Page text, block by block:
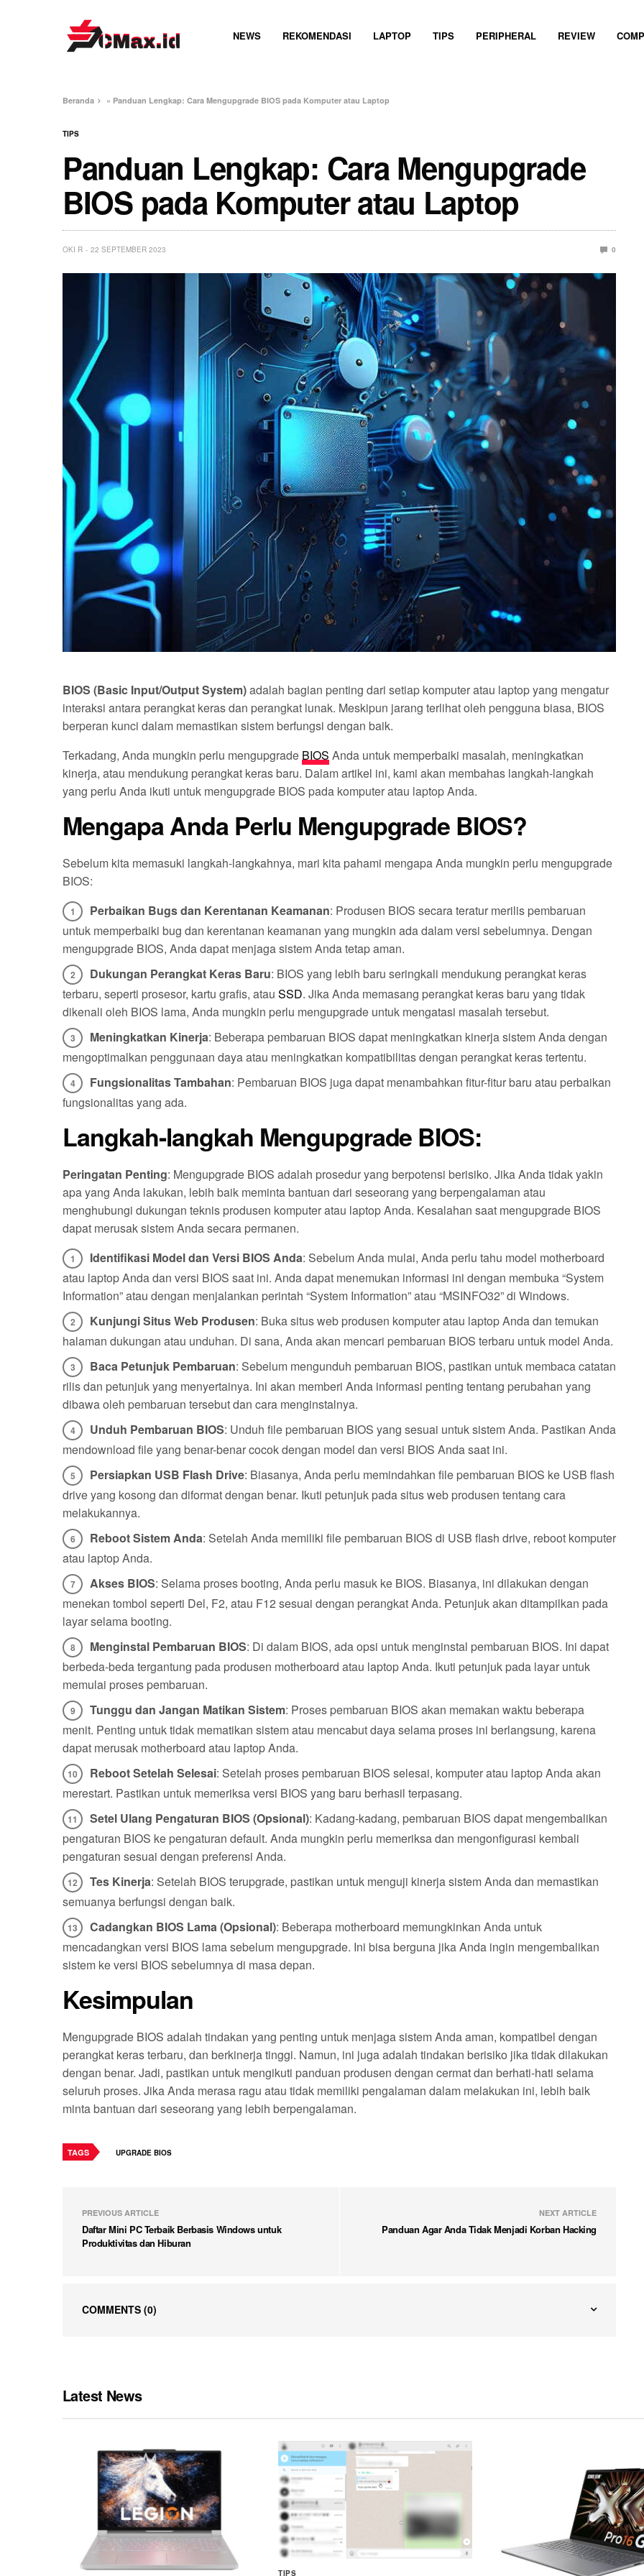
NEWS REKOMENDASI LAPTOP TIPS PERIPHERAL REVIEW
Beranda » Panduan Lengkap: Cara Mengupgrade BIOS pada Komputer atau Laptop
TIPS
Panduan Lengkap: Cara Mengupgrade
BIOS pada Komputer atau Laptop
OKI R 22 SEPTEMBER 2023 0
BIOS (Basic Input/Output System)adalah bagian penting dari setiap komputer atau laptop yang mengatur
interaksi antara perangkat keras dan perangkat lunak. Meskipun jarang terlihat oleh pengguna biasa, BIOS
berperan kunci dalam memastikan sistem berfungsi dengan baik.
Terkadang, Anda mungkin perlu mengupgrade BIOS Anda untuk memperbaiki masalah, meningkatkan
kinerja, atau mendukung perangkat keras baru. Dalam artikel ini, kami akan membahas langkah-langkah
yang perlu Anda ikuti untuk mengupgrade BIOS pada komputer atau laptop Anda.
Mengapa Anda Perlu Mengupgrade BIOS?
Sebelum kita memasuki langkah-langkahnya, mari kita pahami mengapa Anda mungkin perlu mengupgrade
BIOS:
Perbaikan Bugs dan Kerentanan Keamanan: Produsen BIOS secara teratur merilis pembaruan
untuk memperbaiki bug dan kerentanan keamanan yang mungkin ada dalam versi sebelumnya. Dengan
mengupgrade BIOS, Anda dapat menjaga sistem Anda tetap aman.
Dukungan Perangkat Keras Baru: BIOS yang lebih baru seringkali mendukung perangkat keras
terbaru, seperti prosesor, kartu grafis, atau SSD. Jika Anda memasang perangkat keras baru yang tidak
dikenali oleh BIOS lama, Anda mungkin perlu mengupgrade untuk mengatasi masalah tersebut.
Meningkatkan Kinerja: Beberapa pembaruan BIOS dapat meningkatkan kinerja sistem Anda dengan
mengoptimalkan penggunaan daya atau meningkatkan kompatibilitas dengan perangkat keras tertentu.
Fungsionalitas Tambahan: Pembaruan BIOS juga dapat menambahkan fitur-fitur baru atau perbaikan
fungsionalitas yang ada.
Langkah-langkah Mengupgrade BIOS:
Peringatan Penting: Mengupgrade BIOS adalah prosedur yang berpotensi berisiko. Jika Anda tidak yakin
apa yang Anda lakukan, lebih baik meminta bantuan dari seseorang yang berpengalaman atau
menghubungi dukungan teknis produsen komputer atau laptop Anda. Kesalahan saat mengupgrade BIOS
dapat merusak sistem Anda secara permanen.
Identifikasi Model dan Versi BIOS Anda: Sebelum Anda mulai, Anda perlu tahu model motherboard
atau laptop Anda dan versi BIOS saat ini. Anda dapat menemukan informasi ini dengan membuka “System
Information” atau dengan menjalankan perintah “System Information” atau “MSINFO32” di Windows.
Kunjungi Situs Web Produsen: Buka situs web produsen komputer atau laptop Anda dan temukan
halaman dukungan atau unduhan. Di sana, Anda akan mencari pembaruan BIOS terbaru untuk model Anda.
Baca Petunjuk Pembaruan: Sebelum mengunduh pembaruan BIOS, pastikan untuk membaca catatan
rilis dan petunjuk yang menyertainya. Ini akan memberi Anda informasi penting tentang perubahan yang
dibawa oleh pembaruan tersebut dan cara menginstalnya.
Unduh Pembaruan BIOS: Unduh file pembaruan BIOS yang sesuai untuk sistem Anda. Pastikan Anda
mendownload file yang benar-benar cocok dengan model dan versi BIOS Anda saat ini.
Persiapkan USB Flash Drive: Biasanya, Anda perlu memindahkan file pembaruan BIOS ke USB flash
drive yang kosong dan diformat dengan benar. Ikuti petunjuk pada situs web produsen tentang cara
melakukannya.
Reboot Sistem Anda: Setelah Anda memiliki file pembaruan BIOS di USB flash drive, reboot komputer
atau laptop Anda.
Akses BIOS: Selama proses booting, Anda perlu masuk ke BIOS. Biasanya, ini dilakukan dengan
menekan tombol seperti Del, F2, atau F12 sesuai dengan perangkat Anda. Petunjuk akan ditampilkan pada
layar selama booting.
Menginstal Pembaruan BIOS: Di dalam BIOS, ada opsi untuk menginstal pembaruan BIOS. Ini dapat
berbeda-beda tergantung pada produsen motherboard atau laptop Anda. Ikuti petunjuk pada layar untuk
memulai proses pembaruan.
Tunggu dan Jangan Matikan Sistem: Proses pembaruan BIOS akan memakan waktu beberapa
menit. Penting untuk tidak mematikan sistem atau mencabut daya selama proses ini berlangsung, karena
dapat merusak motherboard atau laptop Anda.
Reboot Setelah Selesai: Setelah proses pembaruan BIOS selesai, komputer atau laptop Anda akan
merestart. Pastikan untuk memeriksa versi BIOS yang baru berhasil terpasang.
Setel Ulang Pengaturan BIOS (Opsional): Kadang-kadang, pembaruan BIOS dapat mengembalikan
pengaturan BIOS ke pengaturan default. Anda mungkin perlu memeriksa dan mengonfigurasi kembali
pengaturan sesuai dengan preferensi Anda.
Tes Kinerja: Setelah BIOS terupgrade, pastikan untuk menguji kinerja sistem Anda dan memastikan
semuanya berfungsi dengan baik.
Cadangkan BIOS Lama (Opsional): Beberapa motherboard memungkinkan Anda untuk
mencadangkan versi BIOS lama sebelum mengupgrade. Ini bisa berguna jika Anda ingin mengembalikan
sistem ke versi BIOS sebelumnya di masa depan.
Kesimpulan
Mengupgrade BIOS adalah tindakan yang penting untuk menjaga sistem Anda aman, kompatibel dengan
perangkat keras terbaru, dan berkinerja tinggi. Namun, ini juga adalah tindakan berisiko jika tidak dilakukan
dengan benar. Jadi, pastikan untuk mengikuti panduan produsen dengan cermat dan berhati-hati selama
seluruh proses. Jika Anda merasa ragu atau tidak memiliki pengalaman dalam melakukan ini, lebih baik
minta bantuan dari seseorang yang lebih berpengalaman.
TAGS UPGRADE BIOS
PREVIOUS ARTICLE
Daftar Mini PC Terbaik Berbasis Windows untuk
Produktivitas dan Hiburan
NEXT ARTICLE
Panduan Agar Anda Tidak Menjadi Korban Hacking
COMMENTS (0)
Latest News
TIPS